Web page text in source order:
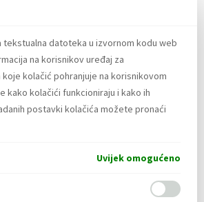
datoteka u izvornom kodu web
na korisnikov uređaj za
kolačić pohranjuje na korisnikovom
kako kolačići funkcioniraju i kako ih
postavki kolačića možete pronaći
Uvijek omogućeno